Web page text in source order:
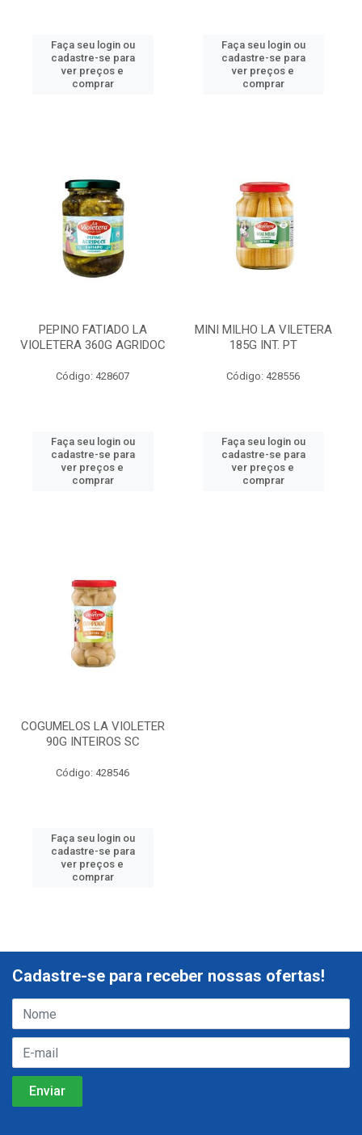
Faça seu login ou
cadastre-se para
ver preços e
comprar
Faça seu login ou
cadastre-se para
ver preços e
comprar
PEPINO FATIADO LA
VIOLETERA 360G AGRIDOC
Código: 428607
Faça seu login ou
cadastre-se para
ver preços e
comprar
MINI MILHO LA VILETERA
185G INT. PT
Código: 428556
Faça seu login ou
cadastre-se para
ver preços e
comprar
COGUMELOS LA VIOLETER
90G INTEIROS SC
Código: 428546
Faça seu login ou
cadastre-se para
ver preços e
comprar
Cadastre-se para receber nossas ofertas!